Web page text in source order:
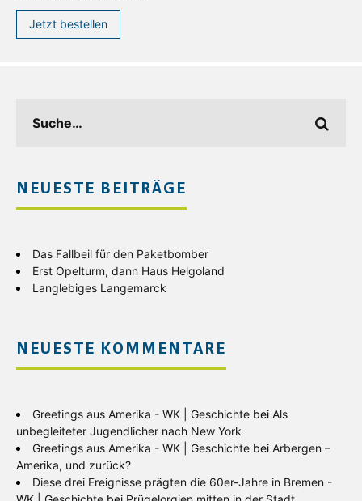
Jetzt bestellen
NEUESTE BEITRÄGE
Das Fallbeil für den Paketbomber
Erst Opelturm, dann Haus Helgoland
Langlebiges Langemarck
NEUESTE KOMMENTARE
Greetings aus Amerika - WK | Geschichte bei Als
unbegleiteter Jugendlicher nach New York
Greetings aus Amerika - WK | Geschichte bei Arbergen –
Amerika, und zurück?
Diese drei Ereignisse prägten die 60er-Jahre in Bremen -